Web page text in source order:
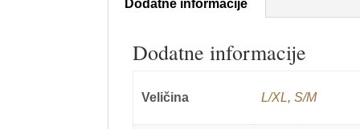
Dodatne informacije
Dodatne informacije
Veličina L/XL, S/M